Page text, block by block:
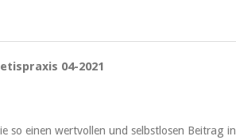
04-2021
so einen wertvollen und selbstlosen Beitrag in